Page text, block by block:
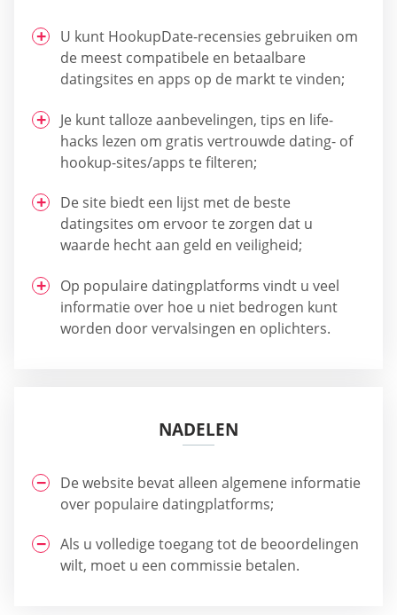
U kunt HookupDate-recensies gebruiken om
de meest compatibele en betaalbare
datingsites en apps op de markt te vinden;
Je kunt talloze aanbevelingen, tips en life-
hacks lezen om gratis vertrouwde dating- of
hookup-sites/apps te filteren;
De site biedt een lijst met de beste
datingsites om ervoor te zorgen dat u
waarde hecht aan geld en veiligheid;
Op populaire datingplatforms vindt u veel
informatie over hoe u niet bedrogen kunt
worden door vervalsingen en oplichters.
NADELEN
De website bevat alleen algemene informatie
over populaire datingplatforms;
Als u volledige toegang tot de beoordelingen
wilt, moet u een commissie betalen.